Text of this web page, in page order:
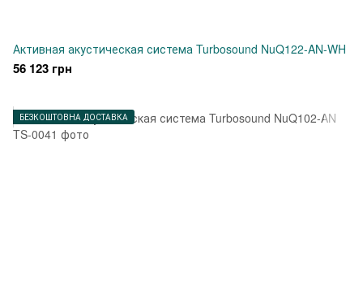
Активная акустическая система Turbosound NuQ122-AN-WH
56 123 грн
БЕЗКОШТОВНА ДОСТАВКА